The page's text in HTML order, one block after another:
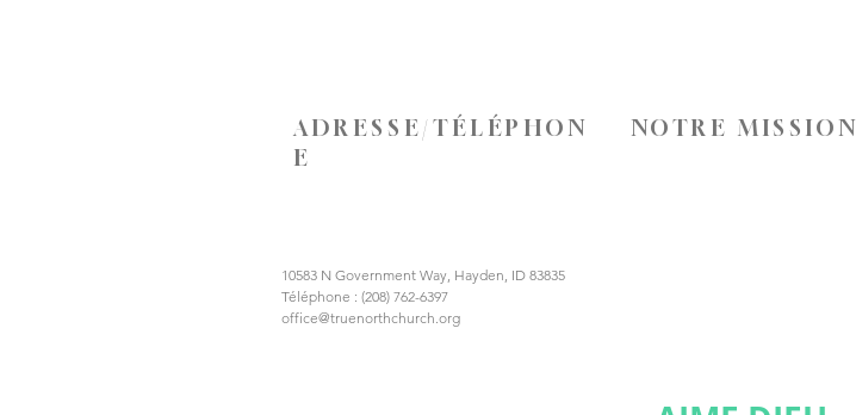
ADRESSE/TÉLÉPHON
E
NOTRE MISSION
10583 N Government Way, Hayden, ID 83835
Téléphone : (208) 762-6397
office@truenorthchurch.org